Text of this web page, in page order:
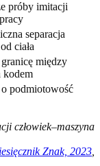
próby imitacji
separacja
ciała
między
kodem
podmiotowość
człowiek–maszyna
Znak, 2023